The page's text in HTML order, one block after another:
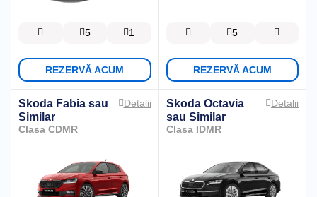
5 1
REZERVĂ ACUM
5
REZERVĂ ACUM
Skoda Fabia sau
Similar
Clasa CDMR
Detalii
Skoda Octavia
sau Similar
Clasa IDMR
Detalii